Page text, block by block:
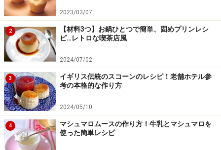
2023/03/07
2
【材料3つ】お鍋ひとつで簡単、固めプリンレシ
ピ…レトロな喫茶店風
2024/07/02
3
イギリス伝統のスコーンのレシピ！老舗ホテル参
考の本格的な作り方
2024/05/10
4
マシュマロムースの作り方！牛乳とマシュマロを
使った簡単レシピ